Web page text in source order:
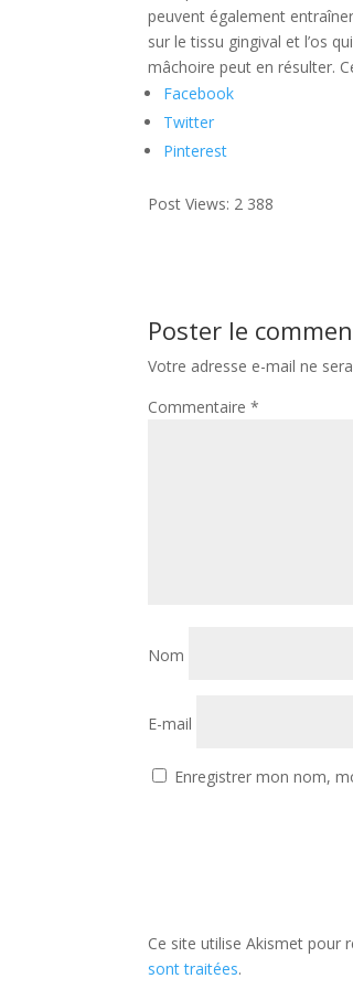
peuvent également
sur le tissu gingival et l’os
mâchoire peut en résulter.
Facebook
Twitter
Pinterest
Post Views: 2 388
Poster le
Votre adresse e-mail ne
Commentaire*
Nom
E-mail
Enregistrer mon nom,
Ce site utilise Akismet pour
sont traitées.